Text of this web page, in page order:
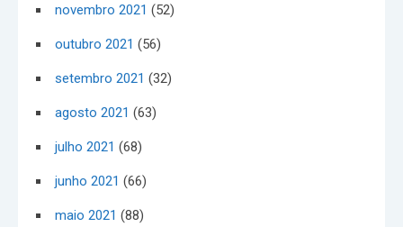
novembro 2021 (52)
outubro 2021 (56)
setembro 2021 (32)
agosto 2021 (63)
julho 2021 (68)
junho 2021 (66)
maio 2021 (88)